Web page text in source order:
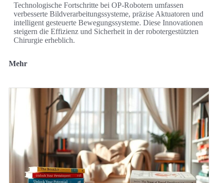
Technologische Fortschritte bei OP-Robotern umfassen
verbesserte Bildverarbeitungssysteme, präzise Aktuatoren und
intelligent gesteuerte Bewegungssysteme. Diese Innovationen
steigern die Effizienz und Sicherheit in der robotergestützten
Chirurgie erheblich.
Mehr